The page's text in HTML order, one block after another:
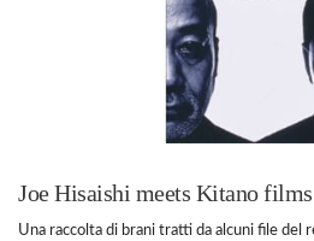
Joe Hisaishi meets Kitano films
Una raccolta di brani tratti da alcuni file del